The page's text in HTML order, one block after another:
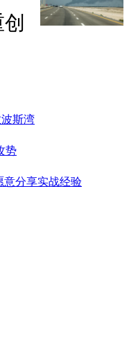
波斯湾
势
意分享实战经验